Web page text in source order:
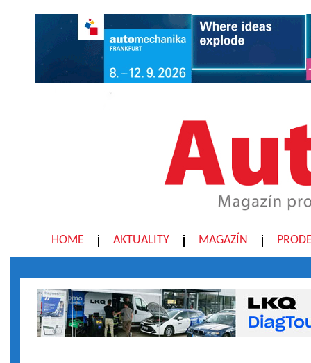
HOME AKTUALITY MAGAZÍN